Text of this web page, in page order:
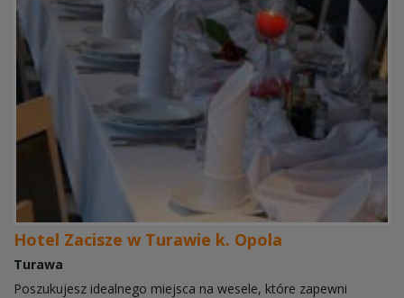
Hotel Zacisze w Turawie k. Opola
Turawa
Poszukujesz idealnego miejsca na wesele, które zapewni